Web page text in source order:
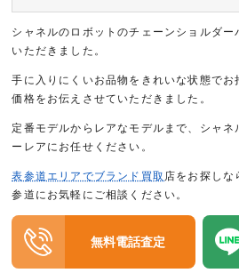
シャネルのロボットのチェーンショルダー
いただきました。
手に入りにくいお品物をきれいな状態でお
価格をお伝えさせていただきました。
定番モデルからレアなモデルまで、シャネ
ーレアにお任せください。
表参道エリアでブランド買取 店をお探しな
参道にお気軽にご相談ください。
無料電話査定